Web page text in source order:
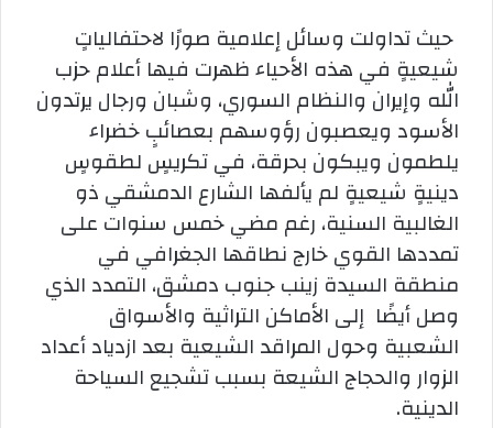
حيث تداولت وسائل إعلامية صورًا لاحتفالياتٍ
شيعيةٍ في هذه الأحياء ظهرت فيها أعلام حزب
الله وإيران والنظام السوري، وشبان ورجال يرتدون
الأسود ويعصبون رؤوسهم بعصائبٍ خضراء
يلطمون ويبكون بحرقة، في تكريسٍ لطقوسٍ
دينيةٍ شيعيةٍ لم يألفها الشارع الدمشقي ذو
الغالبية السنية، رغم مضي خمس سنوات على
تمددها القوي خارج نطاقها الجغرافي في
منطقة السيدة زينب جنوب دمشق، التمدد الذي
وصل أيضًا إلى الأماكن التراثية والأسواق
الشعبية وحول المراقد الشيعية بعد ازدياد أعداد
الزوار والحجاج الشيعة بسبب تشجيع السياحة
الدينية.